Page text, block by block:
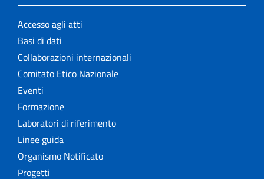
Accesso agli atti
Basi di dati
Collaborazioni internazionali
Comitato Etico Nazionale
Eventi
Formazione
Laboratori di riferimento
Linee guida
Organismo Notificato
Progetti